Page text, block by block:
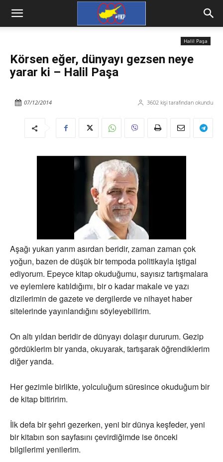
Halil Paşa
Körsen eğer, dünyayı gezsen neye
yarar ki – Halil Paşa
3602 kişi tarafından okundu
07/12/2014
Aşağı yukarı yarım asırdan beridir, zaman zaman çok
yoğun, bazen de düşük bir tempoda politikayla iştigal
ediyorum. Epeyce kitap okuduğumu, sayısız tartışmalara
ve eylemlere katıldığımı, bir o kadar makale ve yazı
dizilerimin de gazete ve dergilerde ve nihayet haber
sitelerinde yayınlandığını söyleyebilirim.
On altı yıldan beridir de dünyayı dolaşır dururum. Gezip
gördüklerim bir yanda, okuyarak, tartışarak öğrendiklerim
diğer yanda.
Her gezimle birlikte, yolculuğum süresince okuduğum bir
de kitap bitiririm.
İlk defa bir şehri gezerken, yeni bir dünya keşfeder, yeni
bir kitabın son sayfasını çevirdiğimde ise önceki
bilgilerimi yenilerim.